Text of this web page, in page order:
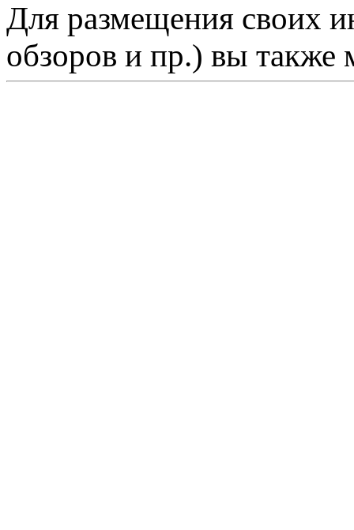
Для размещения своих
обзоров и пр.) вы также